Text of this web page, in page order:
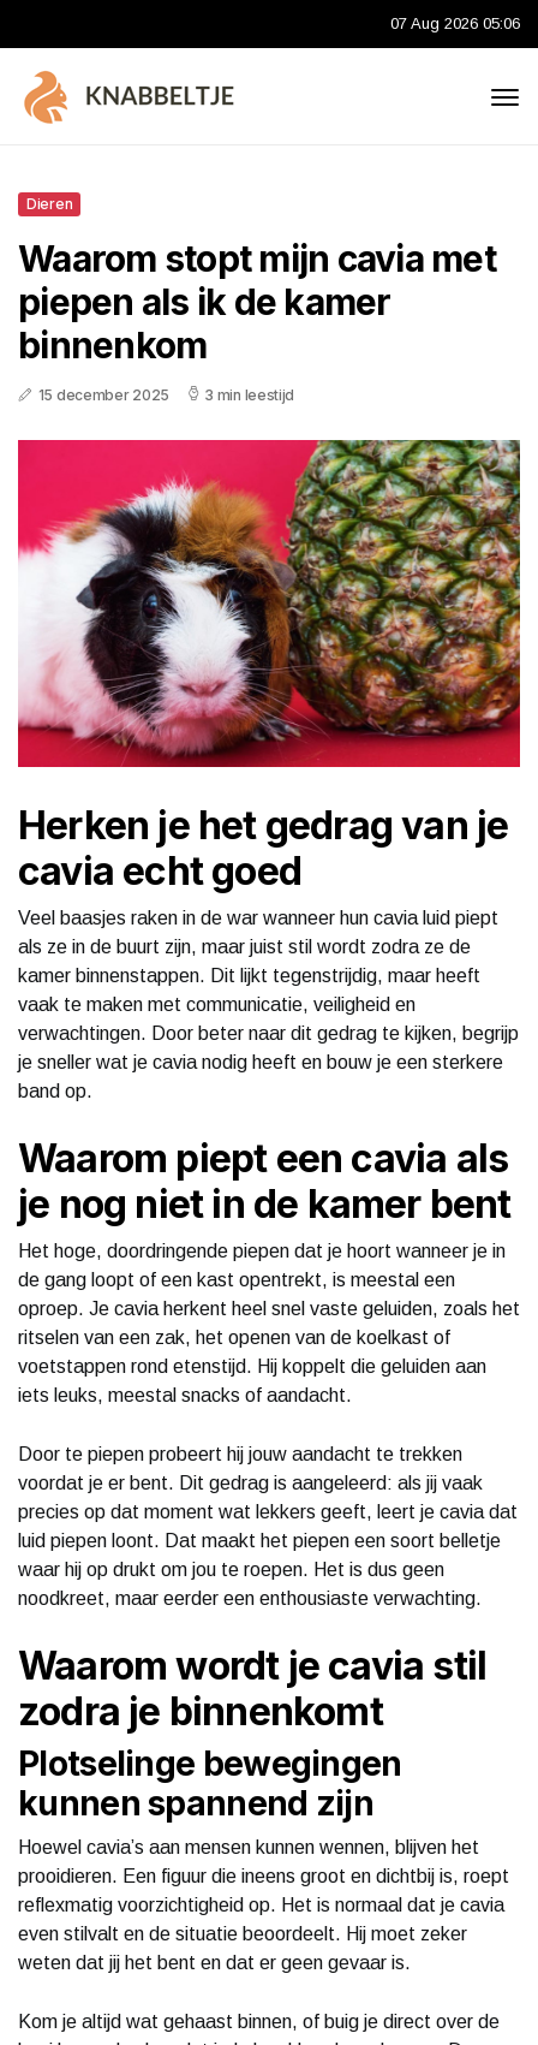
07 Aug 2026 05:06
Dieren
Waarom stopt mijn cavia met
piepen als ik de kamer
binnenkom
15 december 2025 3 min leestijd
Herken je het gedrag van je
cavia echt goed
Veel baasjes raken in de war wanneer hun cavia luid piept
als ze in de buurt zijn, maar juist stil wordt zodra ze de
kamer binnenstappen. Dit lijkt tegenstrijdig, maar heeft
vaak te maken met communicatie, veiligheid en
verwachtingen. Door beter naar dit gedrag te kijken, begrijp
je sneller wat je cavia nodig heeft en bouw je een sterkere
band op.
Waarom piept een cavia als
je nog niet in de kamer bent
Het hoge, doordringende piepen dat je hoort wanneer je in
de gang loopt of een kast opentrekt, is meestal een
oproep. Je cavia herkent heel snel vaste geluiden, zoals het
ritselen van een zak, het openen van de koelkast of
voetstappen rond etenstijd. Hij koppelt die geluiden aan
iets leuks, meestal snacks of aandacht.
Door te piepen probeert hij jouw aandacht te trekken
voordat je er bent. Dit gedrag is aangeleerd: als jij vaak
precies op dat moment wat lekkers geeft, leert je cavia dat
luid piepen loont. Dat maakt het piepen een soort belletje
waar hij op drukt om jou te roepen. Het is dus geen
noodkreet, maar eerder een enthousiaste verwachting.
Waarom wordt je cavia stil
zodra je binnenkomt
Plotselinge bewegingen
kunnen spannend zijn
Hoewel cavia’s aan mensen kunnen wennen, blijven het
prooidieren. Een figuur die ineens groot en dichtbij is, roept
reflexmatig voorzichtigheid op. Het is normaal dat je cavia
even stilvalt en de situatie beoordeelt. Hij moet zeker
weten dat jij het bent en dat er geen gevaar is.
Kom je altijd wat gehaast binnen, of buig je direct over de